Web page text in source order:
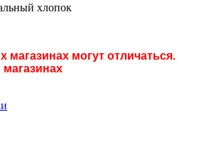
хлопок
магазинах могут отличаться.